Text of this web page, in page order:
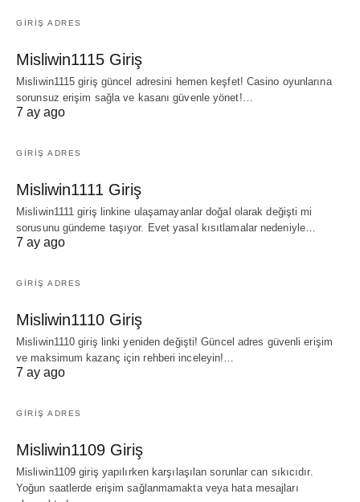
GIRIŞ ADRES
Misliwin1115 Giriş
Misliwin1115 giriş güncel adresini hemen keşfet! Casino oyunlarına
sorunsuz erişim sağla ve kasanı güvenle yönet!…
7 ay ago
GIRIŞ ADRES
Misliwin1111 Giriş
Misliwin1111 giriş linkine ulaşamayanlar doğal olarak değişti mi
sorusunu gündeme taşıyor. Evet yasal kısıtlamalar nedeniyle…
7 ay ago
GIRIŞ ADRES
Misliwin1110 Giriş
Misliwin1110 giriş linki yeniden değişti! Güncel adres güvenli erişim
ve maksimum kazanç için rehberi inceleyin!…
7 ay ago
GIRIŞ ADRES
Misliwin1109 Giriş
Misliwin1109 giriş yapılırken karşılaşılan sorunlar can sıkıcıdır.
Yoğun saatlerde erişim sağlanmamakta veya hata mesajları